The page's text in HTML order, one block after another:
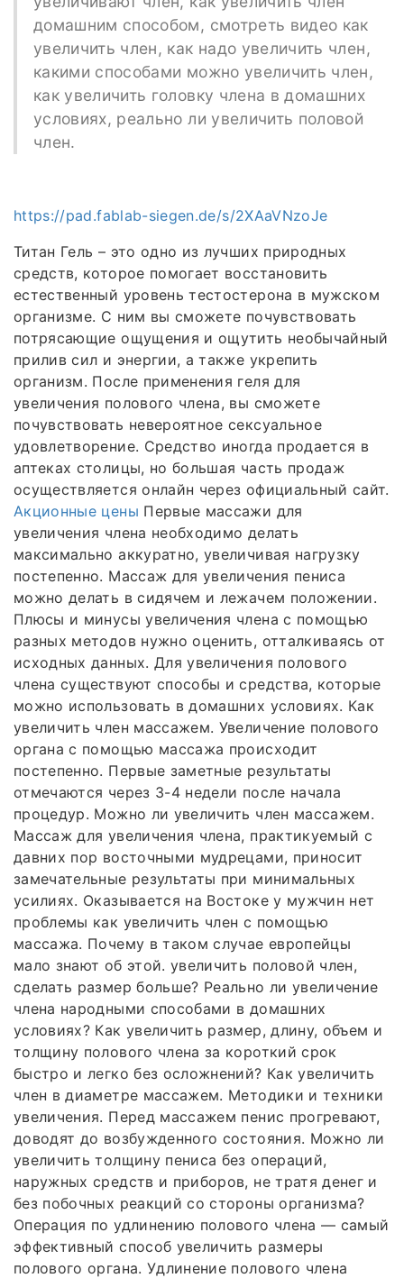
домашним способом, смотреть видео как
увеличить член, как надо увеличить член,
какими способами можно увеличить член,
как увеличить головку члена в домашних
условиях, реально ли увеличить половой
член.
https://pad.fablab-siegen.de/s/2XAaVNzoJe
Титан Гель – это одно из лучших природных
средств, которое помогает восстановить
естественный уровень тестостерона в мужском
организме. С ним вы сможете почувствовать
потрясающие ощущения и ощутить необычайный
прилив сил и энергии, а также укрепить
организм. После применения геля для
увеличения полового члена, вы сможете
почувствовать невероятное сексуальное
удовлетворение. Средство иногда продается в
аптеках столицы, но большая часть продаж
осуществляется онлайн через официальный сайт.
Акционные цены Первые массажи для
увеличения члена необходимо делать
максимально аккуратно, увеличивая нагрузку
постепенно. Массаж для увеличения пениса
можно делать в сидячем и лежачем положении.
Плюсы и минусы увеличения члена с помощью
разных методов нужно оценить, отталкиваясь от
исходных данных. Для увеличения полового
члена существуют способы и средства, которые
можно использовать в домашних условиях. Как
увеличить член массажем. Увеличение полового
органа с помощью массажа происходит
постепенно. Первые заметные результаты
отмечаются через 3-4 недели после начала
процедур. Можно ли увеличить член массажем.
Массаж для увеличения члена, практикуемый с
давних пор восточными мудрецами, приносит
замечательные результаты при минимальных
усилиях. Оказывается на Востоке у мужчин нет
проблемы как увеличить член с помощью
массажа. Почему в таком случае европейцы
мало знают об этой. увеличить половой член,
сделать размер больше? Реально ли увеличение
члена народными способами в домашних
условиях? Как увеличить размер, длину, объем и
толщину полового члена за короткий срок
быстро и легко без осложнений? Как увеличить
член в диаметре массажем. Методики и техники
увеличения. Перед массажем пенис прогревают,
доводят до возбужденного состояния. Можно ли
увеличить толщину пениса без операций,
наружных средств и приборов, не тратя денег и
без побочных реакций со стороны организма?
Операция по удлинению полового члена — самый
эффективный способ увеличить размеры
полового органа. Удлинение полового члена